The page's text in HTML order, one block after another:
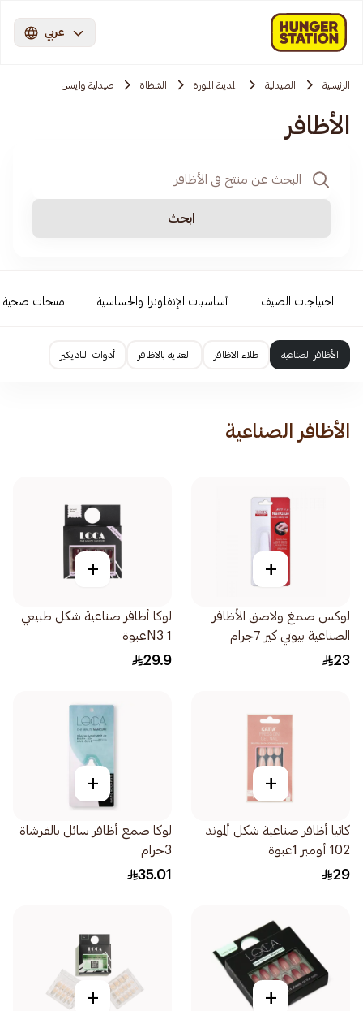
عربي
الرئيسية الصيدلية المدينة المنورة الشظاة صيدلية وايتس
الأظافر
ابحث
احتياجات الصيف أساسيات الإنفلونزا والحساسية منتجات صحية
الأظافر الصناعية طلاء الاظافر العناية بالاظافر أدوات الباديكير
الأظافر الصناعية
+
لوكس صمغ ولاصق الأظافر
الصناعية بيوتي كير 7جرام
23
+
لوكا أظافر صناعية شكل طبيعي
N3 1عبوة
29.9
+
كاتيا أظافر صناعية شكل ألموند
102 أومبر 1عبوة
29
+
لوكا صمغ أظافر سائل بالفرشاة
3جرام
35.01
+
+